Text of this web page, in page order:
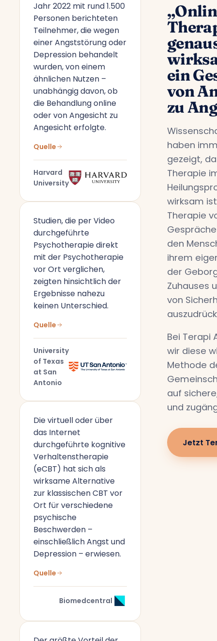
Jahr 2022 mit rund 1.500
Personen berichteten
Teilnehmer, die wegen
einer Angststörung oder
Depression behandelt
wurden, von einem
ähnlichen Nutzen –
unabhängig davon, ob
die Behandlung online
oder von Angesicht zu
Angesicht erfolgte.
Quelle
Harvard
University
Studien, die per Video
durchgeführte
Psychotherapie direkt
mit der Psychotherapie
vor Ort verglichen,
zeigten hinsichtlich der
Ergebnisse nahezu
keinen Unterschied.
Quelle
University
of Texas
at San
Antonio
Die virtuell oder über
das Internet
durchgeführte kognitive
Verhaltenstherapie
(eCBT) hat sich als
wirksame Alternative
zur klassischen CBT vor
Ort für verschiedene
psychische
Beschwerden –
einschließlich Angst und
Depression – erwiesen.
Quelle
Biomedcentral
ein
von
zu
haben
gezeigt,
Therapie
wirksam
Therapie
den
ihrem
der
Zuhauses
von
Bei Terapi
wir diese
Methode
auf
und
Jetzt